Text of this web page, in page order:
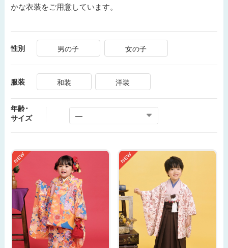
かな衣装をご用意しています。
性別 男の子 女の子
服装 和装 洋装
年齢･
サイズ